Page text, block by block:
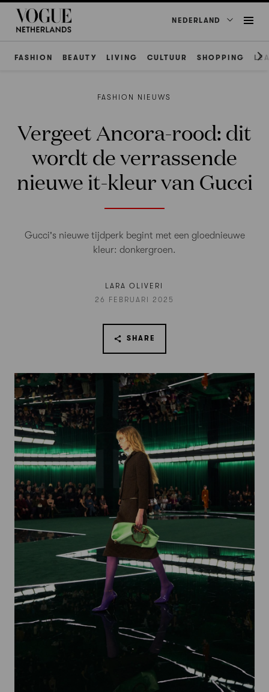
NEDERLAND
FASHION BEAUTY LIVING CULTUUR SHOPPING
FASHION NIEUWS
Vergeet Ancora-rood: dit
wordt de verrassende
nieuwe it-kleur van Gucci
Gucci's nieuwe tijdperk begint met een gloednieuwe
kleur: donkergroen.
LARA OLIVERI
26 FEBRUARI 2025
SHARE